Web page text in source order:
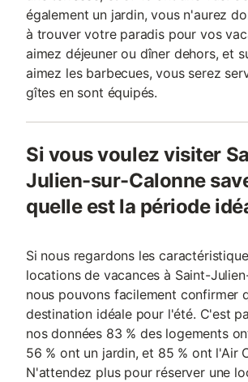
également un jardin, vous n'aurez
à trouver votre paradis pour vos
aimez déjeuner ou dîner dehors, et
aimez les barbecues, vous serez
gîtes en sont équipés.
Si vous voulez visiter
Julien-sur-Calonne
quelle est la période
Si nous regardons les
locations de vacances à Saint-
nous pouvons facilement confirmer
destination idéale pour l'été. C'est
nos données 83 % des logements
56 % ont un jardin, et 85 % ont l'Air
N'attendez plus pour réserver une